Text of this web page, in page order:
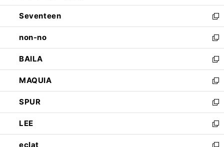
開
く
ウ
で
開
く
ン
ド
ウ
で
開
く
Seventeen
新
し
い
ウ
ィ
ン
ド
ウ
で
開
く
non-no
新
し
い
ウ
ィ
ン
ド
ウ
で
開
く
BAILA
新
し
い
ウ
ィ
ン
ド
ウ
で
MAQUIA
新
し
い
ウ
ィ
ン
SPUR
新
し
い
ウ
LEE
新
し
eclat